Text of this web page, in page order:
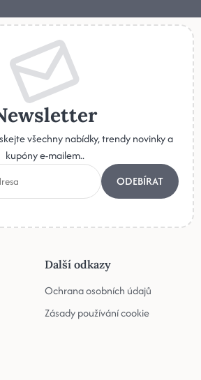
všechny nabídky, trendy novinky a
kupóny e-mailem..
ODEBÍRAT
Další odkazy
Ochrana osobních údajů
Zásady používání cookie